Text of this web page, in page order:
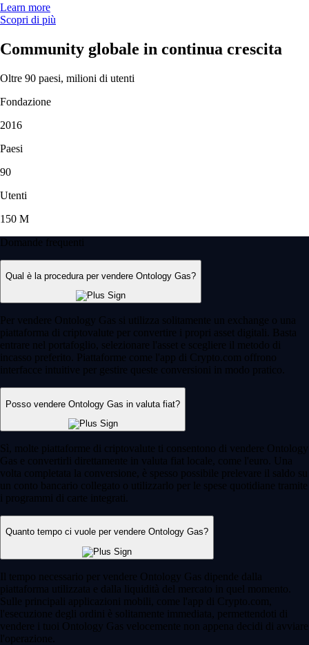
Learn more
Scopri di più
Community globale in continua crescita
Oltre 90 paesi, milioni di utenti
Fondazione
2016
Paesi
90
Utenti
150 M
Domande frequenti
Qual è la procedura per vendere Ontology Gas?
Per vendere Ontology Gas si utilizza solitamente un exchange o una
piattaforma di criptovalute per convertire i propri asset digitali. Basta
entrare nel portafoglio, selezionare l'asset e scegliere il metodo di
incasso preferito. Piattaforme come l'app di Crypto.com offrono
interfacce intuitive per gestire queste conversioni in modo pratico.
Posso vendere Ontology Gas in valuta fiat?
Sì, molte piattaforme di criptovalute ti consentono di vendere Ontology
Gas e convertirli direttamente in valuta fiat locale, come l'euro. Una
volta completata la conversione, è spesso possibile prelevare il saldo su
un conto bancario collegato o utilizzarlo per le spese quotidiane tramite
i programmi di carte integrati.
Quanto tempo ci vuole per vendere Ontology Gas?
Il tempo necessario per vendere Ontology Gas dipende dalla
piattaforma utilizzata e dalla liquidità del mercato in quel momento.
Sulle principali applicazioni mobili, come l'app di Crypto.com,
l'esecuzione degli ordini è solitamente immediata, permettendoti di
vendere i tuoi Ontology Gas velocemente non appena decidi di avviare
l'operazione.